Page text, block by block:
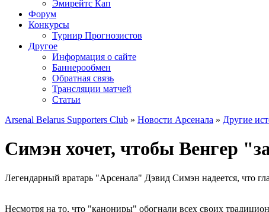
Эмирейтс Кап
Форум
Конкурсы
Турнир Прогнозистов
Другое
Информация о сайте
Баннерообмен
Обратная связь
Трансляции матчей
Статьи
Arsenal Belarus Supporters Club » Новости Арсенала » Другие
Симэн хочет, чтобы Венгер
Легендарный вратарь "Арсенала" Дэвид Симэн надеется, что
Несмотря на то, что "канониры" обогнали всех своих